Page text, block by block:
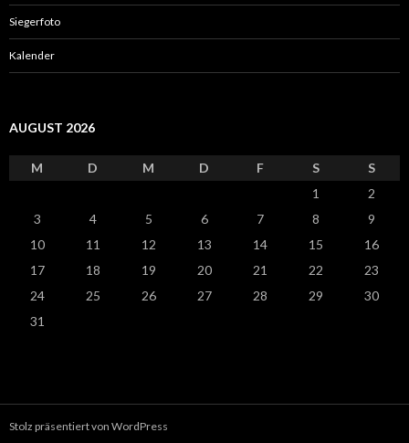
Siegerfoto
Kalender
AUGUST 2026
M D M D F S
S
1
2
3
4 5 6 7 8
9
10
11 12 13 14 15
16
17
18 19 20 21 22
23
24
25 26 27 28 29
30
31
Stolz präsentiert von WordPress